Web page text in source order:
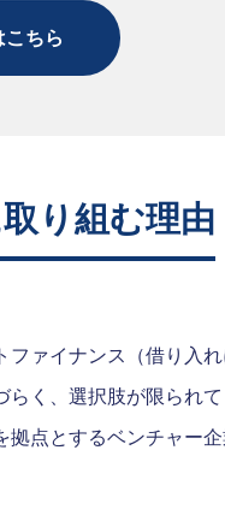
こちら
り組む理由
ァイナンス（借り入
く、選択肢が限られて
点とするベンチャー